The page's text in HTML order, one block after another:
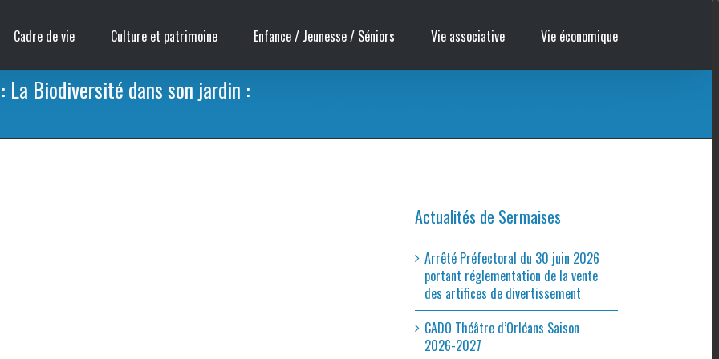
Cadre de vie Culture et patrimoine Enfance / Jeunesse / Séniors Vie associative Vie économique
La Biodiversité dans son jardin :
Actualités de Sermaises
Arrêté Préfectoral du 30 juin 2026
portant réglementation de la vente
des artifices de divertissement
CADO Théâtre d’Orléans Saison
2026-2027